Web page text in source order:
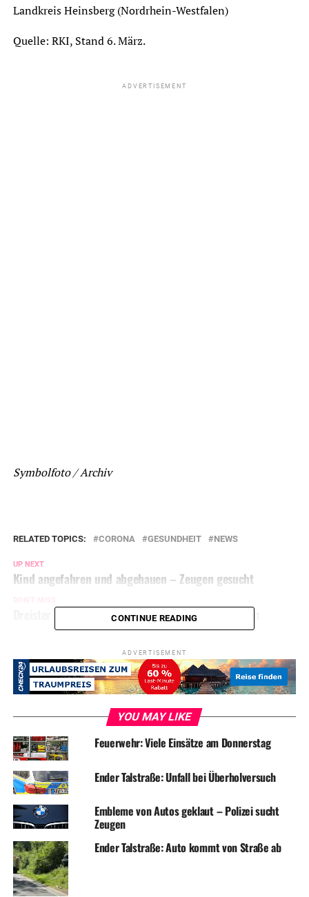
Landkreis Heinsberg (Nordrhein-Westfalen)
Quelle: RKI, Stand 6. März.
ADVERTISEMENT
Symbolfoto / Archiv
RELATED TOPICS: CORONA GESUNDHEIT NEWS
UP NEXT
Kind angefahren und abgehauen – Zeugen gesucht
Dreister Trickdieb klaut 2000 Euro bei 86-Jährigem
CONTINUE READING
ADVERTISEMENT
YOU MAY LIKE
Feuerwehr: Viele Einsätze am Donnerstag
Ender Talstraße: Unfall bei Überholversuch
Embleme von Autos geklaut – Polizei sucht
Zeugen
Ender Talstraße: Auto kommt von Straße ab